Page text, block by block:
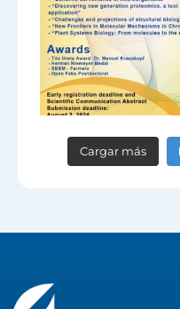
Cargar más